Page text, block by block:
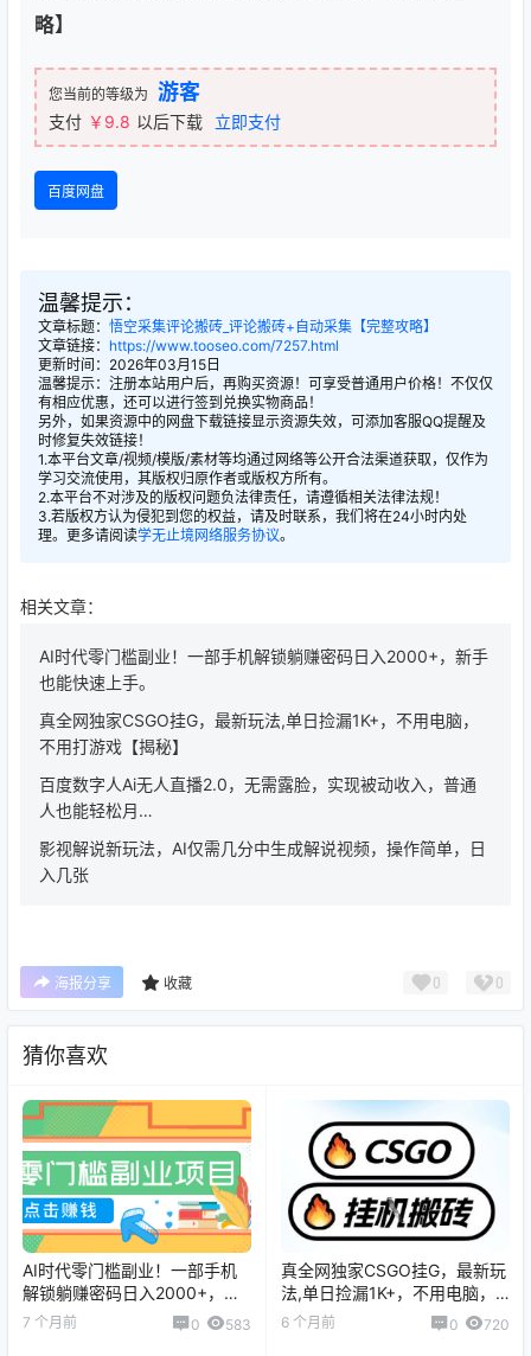
略】
您当前的等级为 游客
支付 ￥9.8 以后下载 立即支付
百度网盘
温馨提示：
文章标题： 悟空采集评论搬砖_评论搬砖+自动采集【完整攻略】
文章链接： https://www.tooseo.com/7257.html
更新时间：2026年03月15日
温馨提示：注册本站用户后，再购买资源！可享受普通用户价格！不仅仅
有相应优惠，还可以进行签到兑换实物商品！
另外，如果资源中的网盘下载链接显示资源失效，可添加客服QQ提醒及
时修复失效链接！
1.本平台文章/视频/模版/素材等均通过网络等公开合法渠道获取，仅作为
学习交流使用，其版权归原作者或版权方所有。
2.本平台不对涉及的版权问题负法律责任，请遵循相关法律法规！
3.若版权方认为侵犯到您的权益，请及时联系，我们将在24小时内处
理。更多请阅读学无止境网络服务协议。
相关文章：
AI时代零门槛副业！一部手机解锁躺赚密码日入2000+，新手
也能快速上手。
真全网独家CSGO挂G，最新玩法,单日捡漏1K+，不用电脑，
不用打游戏【揭秘】
百度数字人Ai无人直播2.0，无需露脸，实现被动收入，普通
人也能轻松月…
影视解说新玩法，AI仅需几分中生成解说视频，操作简单，日
入几张
海报分享 收藏 0 0
猜你喜欢
AI时代零门槛副业！一部手机
解锁躺赚密码日入2000+，新
手也能快速上手。
7 个月前 0 583
真全网独家CSGO挂G，最新玩
法,单日捡漏1K+，不用电脑，
不用打游戏【揭秘】
6 个月前 0 720